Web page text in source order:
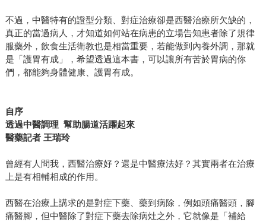
不過，中醫特有的證型分類、對症治療卻是西醫治療所欠缺的，
真正的當過病人，才知道如何站在病患的立場告知患者除了規律
服藥外，飲食生活衛教也是相當重要，若能做到內養外調，那就
是「護胃有成」，希望透過這本書，可以讓所有苦於胃病的你
們，都能夠身體健康、護胃有成。
自序
透過中醫調理 幫助腸道活躍起來
醫藥記者 王瑞玲
曾經有人問我，西醫治療好？還是中醫療法好？其實兩者在治療
上是有相輔相成的作用。
西醫在治療上講求的是對症下藥、藥到病除，例如頭痛醫頭，腳
痛醫腳，但中醫除了對症下藥去除病灶之外，它就像是「補給